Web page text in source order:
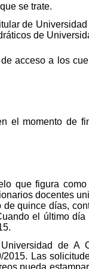
se trate.
de
de
acceso a los
el momento de
que figura
docentes
quince días,
el último
de A
Las
pueda